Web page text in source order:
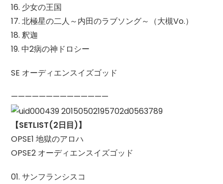
16. 少女の王国
17. 北極星の二人～内田のラブソング～（大槻Vo.）
18. 釈迦
19. 中2病の神ドロシー
SE オーディエンスイズゴッド
——————————————
【SETLIST(2日目)】
OPSE1 地獄のアロハ
OPSE2 オーディエンスイズゴッド
01. サンフランシスコ